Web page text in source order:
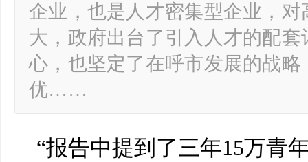
企业，也是人才密集型企业，
大，政府出台了引入人才的配
心，也坚定了在呼市发展的战
优……
“报告中提到了三年15万青